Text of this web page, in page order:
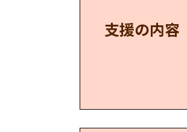
支援の内容